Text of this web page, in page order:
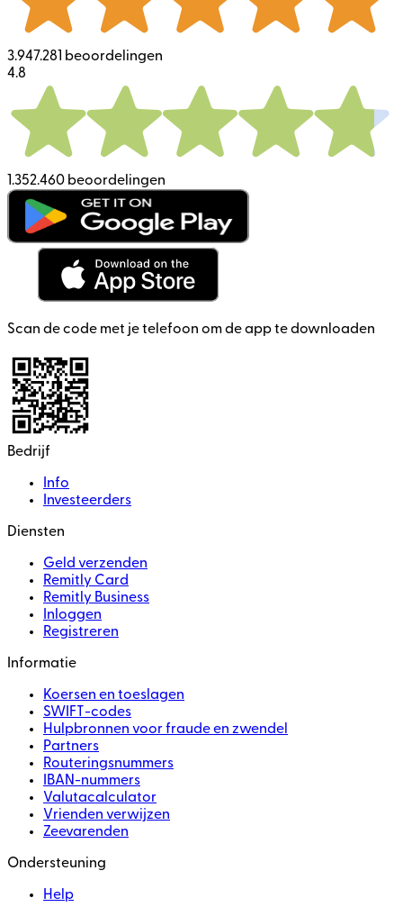
3.947.281 beoordelingen
4.8
1.352.460 beoordelingen
Scan de code met je telefoon om de app te downloaden
Bedrijf
Info
Investeerders
Diensten
Geld verzenden
Remitly Card
Remitly Business
Inloggen
Registreren
Informatie
Koersen en toeslagen
SWIFT-codes
Hulpbronnen voor fraude en zwendel
Partners
Routeringsnummers
IBAN-nummers
Valutacalculator
Vrienden verwijzen
Zeevarenden
Ondersteuning
Help